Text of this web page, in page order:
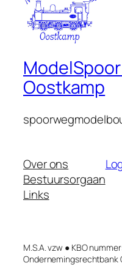
Oostkamp
Over ons
Bestuursorgaan
Links
M.S.A. vzw ● KBO
Ondernemings­rechtbank